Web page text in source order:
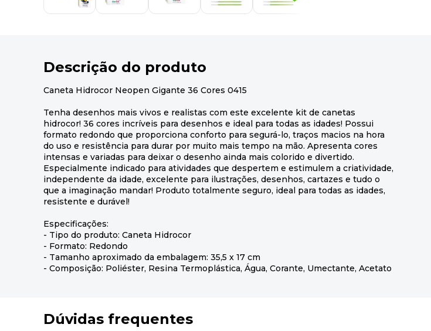
Descrição do produto
Caneta Hidrocor Neopen Gigante 36 Cores 0415
Tenha desenhos mais vivos e realistas com este excelente kit de canetas
hidrocor! 36 cores incríveis para desenhos e ideal para todas as idades! Possui
formato redondo que proporciona conforto para segurá-lo, traços macios na hora
do uso e resistência para durar por muito mais tempo na mão. Apresenta cores
intensas e variadas para deixar o desenho ainda mais colorido e divertido.
Especialmente indicado para atividades que despertem e estimulem a criatividade,
independente da idade, excelente para ilustrações, desenhos, cartazes e tudo o
que a imaginação mandar! Produto totalmente seguro, ideal para todas as idades,
resistente e durável!
Especificações:
- Tipo do produto: Caneta Hidrocor
- Formato: Redondo
- Tamanho aproximado da embalagem: 35,5 x 17 cm
- Composição: Poliéster, Resina Termoplástica, Água, Corante, Umectante, Acetato
Dúvidas frequentes